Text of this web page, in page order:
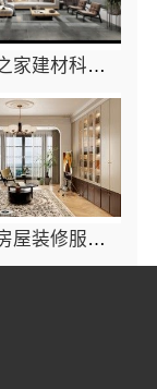
嘉兴绿色之家建材科技有限公司：同城口碑家装机构实惠
本地知名房屋装修服务环保 - 嘉兴绿色之家建材科技有限公司绿色建材